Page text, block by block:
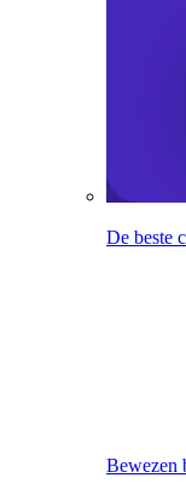
De beste
Bewezen